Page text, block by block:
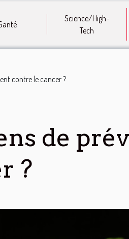
Science/High-
Tech
contre le cancer ?
de
?